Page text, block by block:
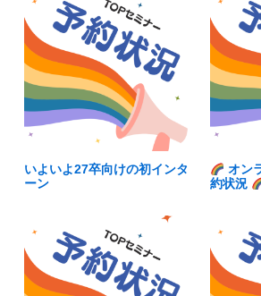
いよいよ27卒向けの初インタ
ーン
オン
約状況